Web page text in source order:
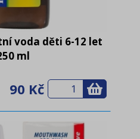
voda děti 6-12 let
ml
90 Kč